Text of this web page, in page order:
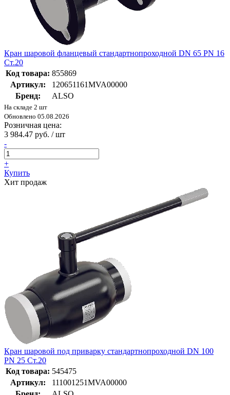
Кран шаровой фланцевый стандартнопроходной DN 65 PN 16
Ст.20
Код товара: 855869
Артикул:
120651161MVA00000
Бренд:
ALSO
На складе 2 шт
Обновлено 05.08.2026
Розничная цена:
3 984.47 руб. / шт
-
+
Купить
Хит продаж
Кран шаровой под приварку стандартнопроходной DN 100
PN 25 Ст.20
Код товара: 545475
Артикул:
111001251MVA00000